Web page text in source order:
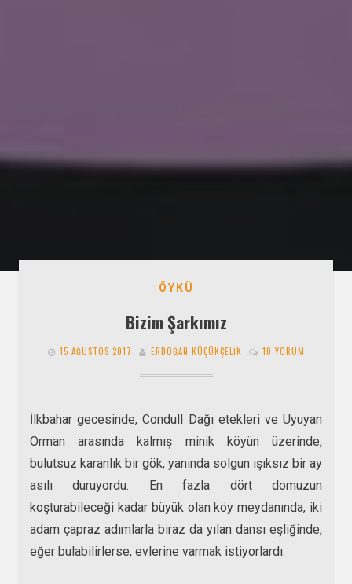
ÖYKÜ
Bizim Şarkımız
15 AĞUSTOS 2017 ERDOĞAN KÜÇÜKÇELIK 10 YORUM
İlkbahar gecesinde, Condull Dağı etekleri ve Uyuyan
Orman arasında kalmış minik köyün üzerinde,
bulutsuz karanlık bir gök, yanında solgun ışıksız bir ay
asılı duruyordu. En fazla dört domuzun
koşturabileceği kadar büyük olan köy meydanında, iki
adam çapraz adımlarla biraz da yılan dansı eşliğinde,
eğer bulabilirlerse, evlerine varmak istiyorlardı.